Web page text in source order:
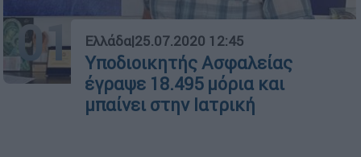
01 Ελλάδα|25.07.2020 12:45
Υποδιοικητής Ασφαλείας
έγραψε 18.495 μόρια και
μπαίνει στην Ιατρική